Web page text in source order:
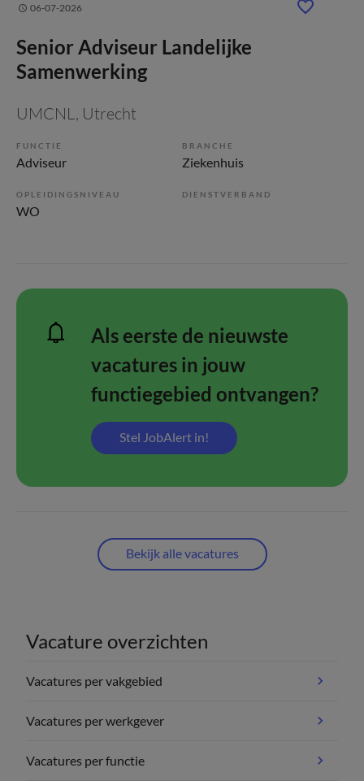
06-07-2026
Senior Adviseur Landelijke
Samenwerking
UMCNL, Utrecht
FUNCTIE
Adviseur
BRANCHE
Ziekenhuis
OPLEIDINGSNIVEAU
WO
DIENSTVERBAND
Als eerste de nieuwste
vacatures in jouw
functiegebied ontvangen?
Stel JobAlert in!
Bekijk alle vacatures
Vacature overzichten
Vacatures per vakgebied
Vacatures per werkgever
Vacatures per functie